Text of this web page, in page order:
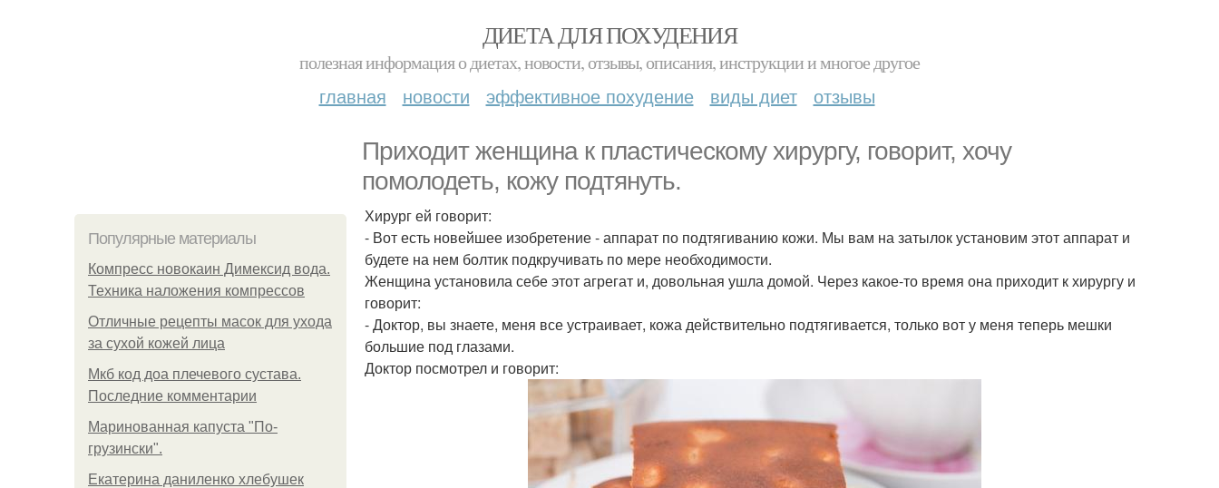
ДИЕТА ДЛЯ ПОХУДЕНИЯ
полезная информация о диетах, новости, отзывы, описания, инструкции и многое другое
главная новости эффективное похудение виды диет отзывы
Приходит женщина к пластическому хирургу, говорит, хочу
помолодеть, кожу подтянуть.
Популярные материалы
Компресс новокаин Димексид вода.
Техника наложения компрессов
Отличные рецепты масок для ухода
за сухой кожей лица
Мкб код доа плечевого сустава.
Последние комментарии
Маринованная капуста "По-
грузински".
Екатерина даниленко хлебушек
Хирург ей говорит:
- Вот есть новейшее изобретение - аппарат по подтягиванию кожи. Мы вам на затылок установим этот аппарат и
будете на нем болтик подкручивать по мере необходимости.
Женщина установила себе этот агрегат и, довольная ушла домой. Через какое-то время она приходит к хирургу и
говорит:
- Доктор, вы знаете, меня все устраивает, кожа действительно подтягивается, только вот у меня теперь мешки
большие под глазами.
Доктор посмотрел и говорит: